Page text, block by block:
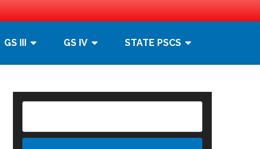
GS III GS IV STATE PSCS